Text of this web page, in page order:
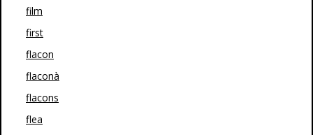
film
first
flacon
flaconà
flacons
flea